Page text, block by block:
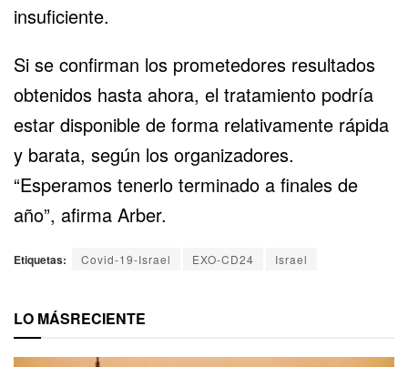
insuficiente.
Si se confirman los prometedores resultados
obtenidos hasta ahora, el tratamiento podría
estar disponible de forma relativamente rápida
y barata, según los organizadores.
“Esperamos tenerlo terminado a finales de
año”, afirma Arber.
Etiquetas: Covid-19-Israel EXO-CD24 Israel
LO MÁSRECIENTE